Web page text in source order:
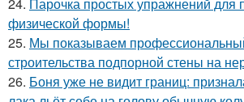
физической формы!
25. Мы показываем
строительства подпорной стены на
26. Боня уже не видит границ: